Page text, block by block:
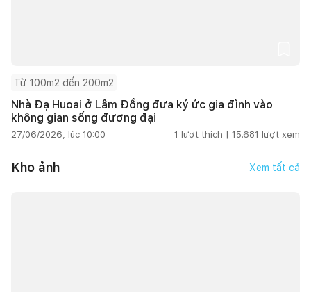
Từ 100m2 đến 200m2
Nhà Đạ Huoai ở Lâm Đồng đưa ký ức gia đình vào
không gian sống đương đại
27/06/2026, lúc 10:00 1 lượt thích | 15.681 lượt xem
Kho ảnh Xem tất cả